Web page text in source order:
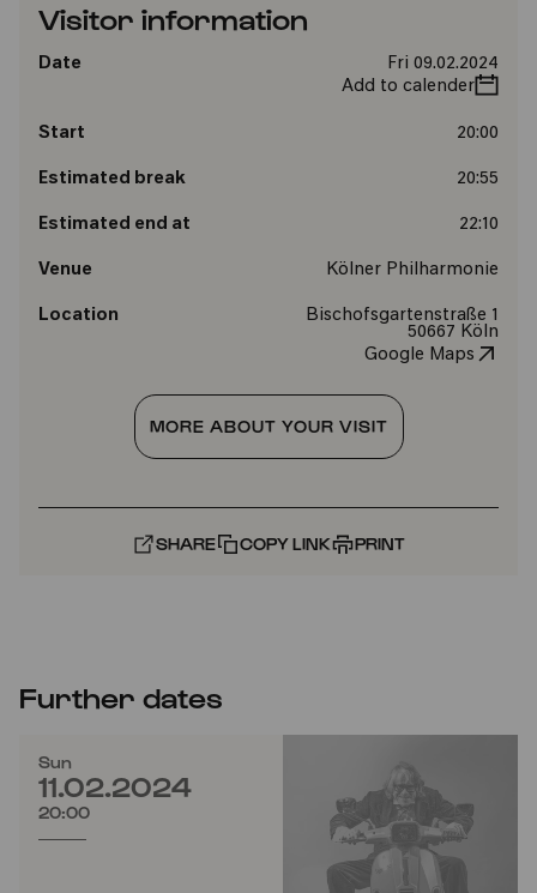
Visitor information
Date
Fri 09.02.2024
Add to calender
Start 20:00
Estimated break 20:55
Estimated end at 22:10
Venue Kölner Philharmonie
Location
Bischofsgartenstraße 1
50667 Köln
Google Maps
MORE ABOUT YOUR VISIT
SHARE COPY LINK PRINT
Further dates
Sun
11.02.2024
20:00